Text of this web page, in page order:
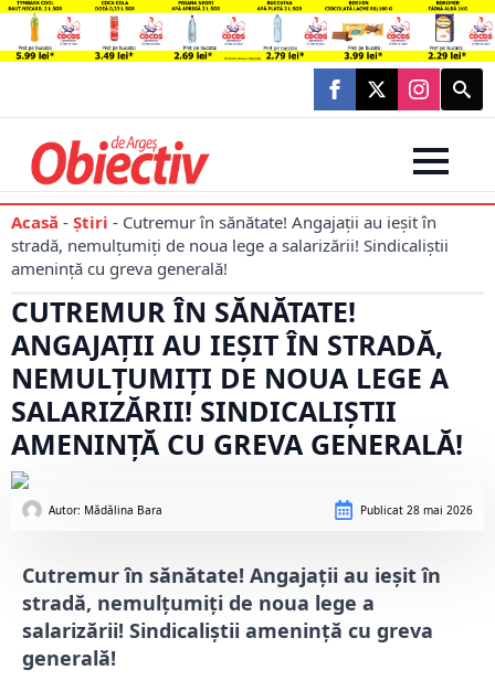
Search
for:
Acasă - Știri - Cutremur în sănătate! Angajații au ieșit în
stradă, nemulțumiți de noua lege a salarizării! Sindicaliștii
amenință cu greva generală!
CUTREMUR ÎN SĂNĂTATE!
ANGAJAȚII AU IEȘIT ÎN STRADĂ,
NEMULȚUMIȚI DE NOUA LEGE A
SALARIZĂRII! SINDICALIȘTII
AMENINȚĂ CU GREVA GENERALĂ!
Autor: Mădălina Bara Publicat 28 mai 2026
Cutremur în sănătate! Angajații au ieșit în
stradă, nemulțumiți de noua lege a
salarizării! Sindicaliștii amenință cu greva
generală!